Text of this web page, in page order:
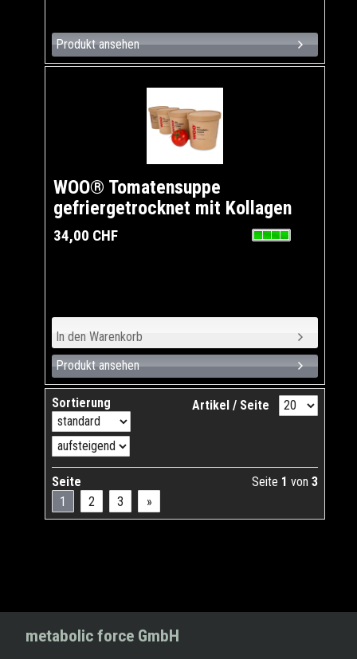
Produkt ansehen
WOO® Tomatensuppe
gefriergetrocknet mit Kollagen
34,00 CHF
Produkt ansehen
Sortierung Artikel / Seite
Seite
1
2 3 »
Seite 1 von 3
metabolic force GmbH